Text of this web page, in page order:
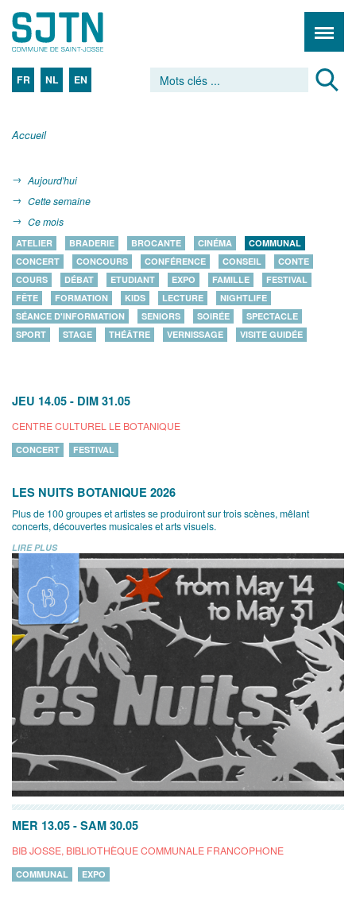
FR NL EN
Accueil
Aujourd'hui
Cette semaine
Ce mois
ATELIER BRADERIE BROCANTE CINÉMA
COMMUNAL
CONCERT
CONCOURS CONFÉRENCE CONSEIL
CONTE
COURS
DÉBAT ETUDIANT EXPO FAMILLE
FESTIVAL
FÊTE
FORMATION KIDS LECTURE
NIGHTLIFE
SÉANCE D'INFORMATION
SENIORS SOIRÉE
SPECTACLE
SPORT
STAGE THÉÂTRE VERNISSAGE VISITE GUIDÉE
JEU 14.05 - DIM 31.05
CENTRE CULTUREL LE BOTANIQUE
CONCERT FESTIVAL
LES NUITS BOTANIQUE 2026
Plus de 100 groupes et artistes se produiront sur trois scènes, mêlant
concerts, découvertes musicales et arts visuels.
LIRE PLUS
MER 13.05 - SAM 30.05
BIB JOSSE, BIBLIOTHÈQUE COMMUNALE FRANCOPHONE
COMMUNAL EXPO